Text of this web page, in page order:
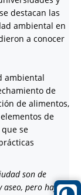
destacan las
ambiental en
a conocer
ambiental
de
de alimentos,
de
se
son de
aseo, pero hay